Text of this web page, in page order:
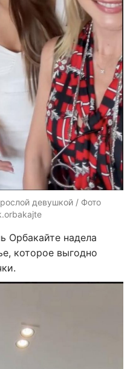
девушкой / Фото
Орбакайте надела
которое выгодно